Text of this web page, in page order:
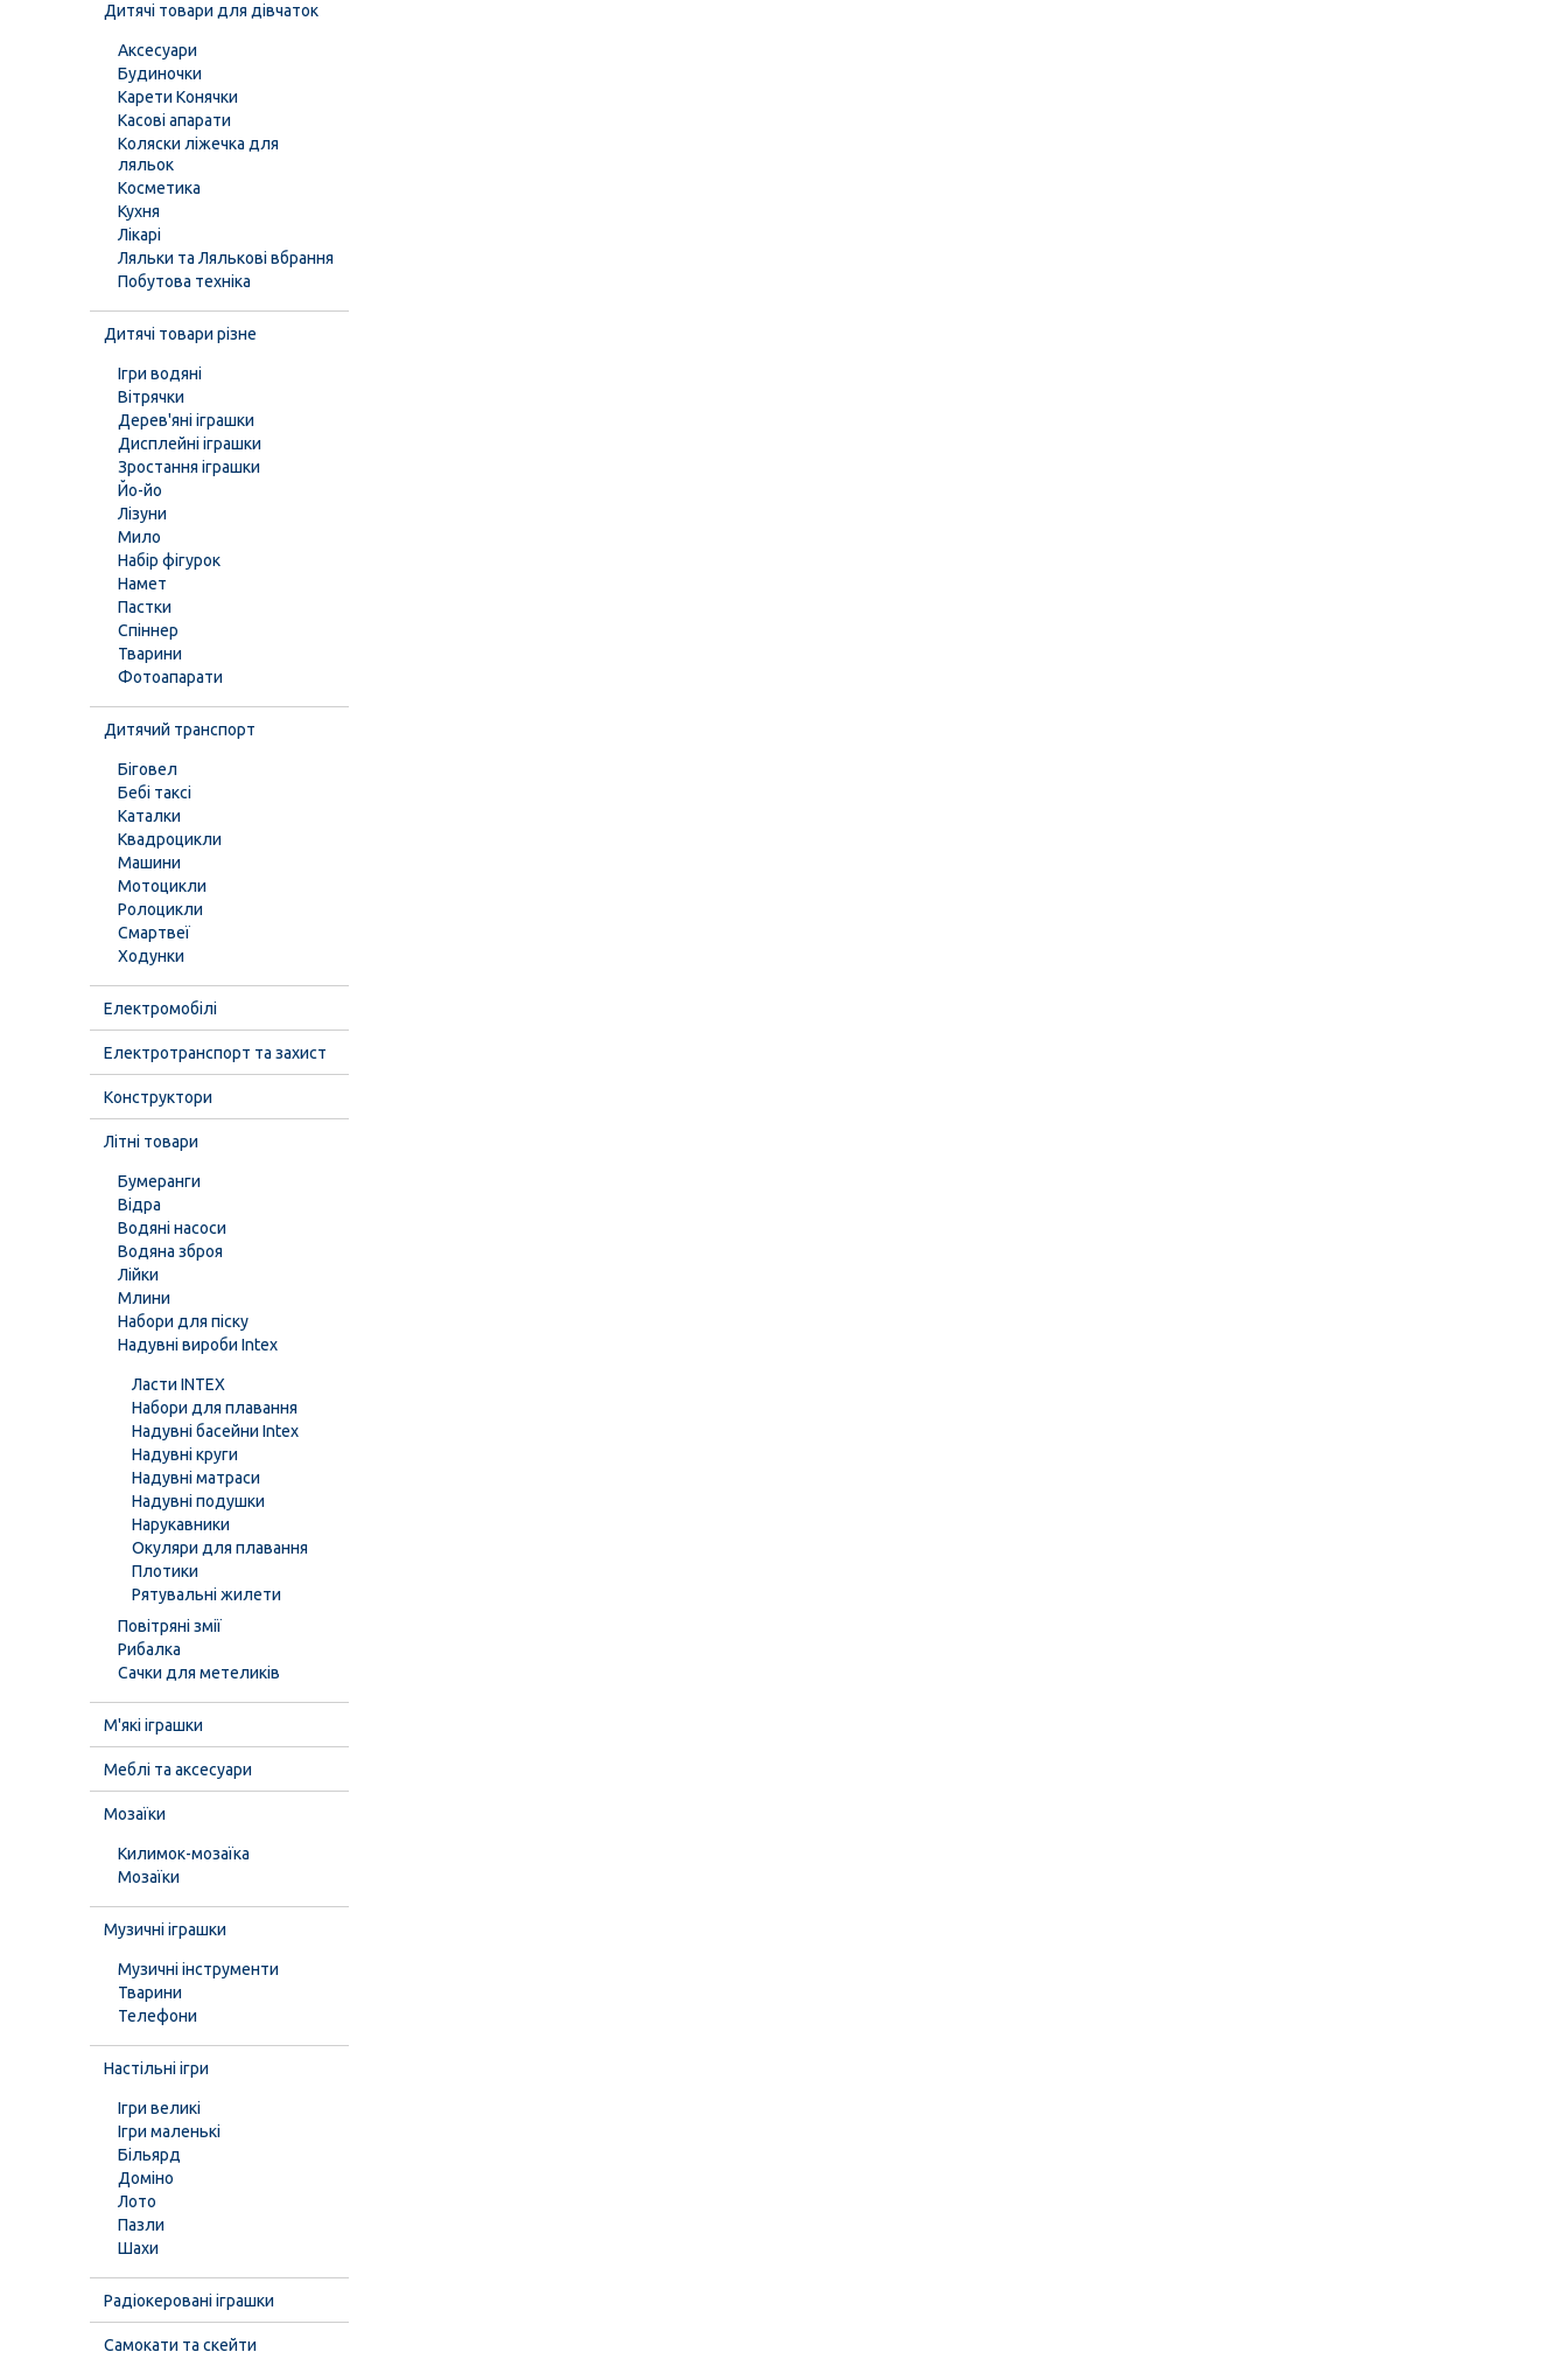
Дитячі товари для дівчаток
Аксесуари
Будиночки
Карети Конячки
Касові апарати
Коляски ліжечка для
ляльок
Косметика
Кухня
Лікарі
Ляльки та Лялькові вбрання
Побутова техніка
Дитячі товари різне
Ігри водяні
Вітрячки
Дерев'яні іграшки
Дисплейні іграшки
Зростання іграшки
Йо-йо
Лізуни
Мило
Набір фігурок
Намет
Пастки
Спіннер
Тварини
Фотоапарати
Дитячий транспорт
Біговел
Бебі таксі
Каталки
Квадроцикли
Машини
Мотоцикли
Ролоцикли
Смартвеї
Ходунки
Електромобілі
Електротранспорт та захист
Конструктори
Літні товари
Бумеранги
Відра
Водяні насоси
Водяна зброя
Лійки
Млини
Набори для піску
Надувні вироби Intex
Ласти INTEX
Набори для плавання
Надувні басейни Intex
Надувні круги
Надувні матраси
Надувні подушки
Нарукавники
Окуляри для плавання
Плотики
Рятувальні жилети
Повітряні змії
Рибалка
Сачки для метеликів
М'які іграшки
Меблі та аксесуари
Мозаїки
Килимок-мозаїка
Мозаїки
Музичні іграшки
Музичні інструменти
Тварини
Телефони
Настільні ігри
Ігри великі
Ігри маленькі
Більярд
Доміно
Лото
Пазли
Шахи
Радіокеровані іграшки
Самокати та скейти